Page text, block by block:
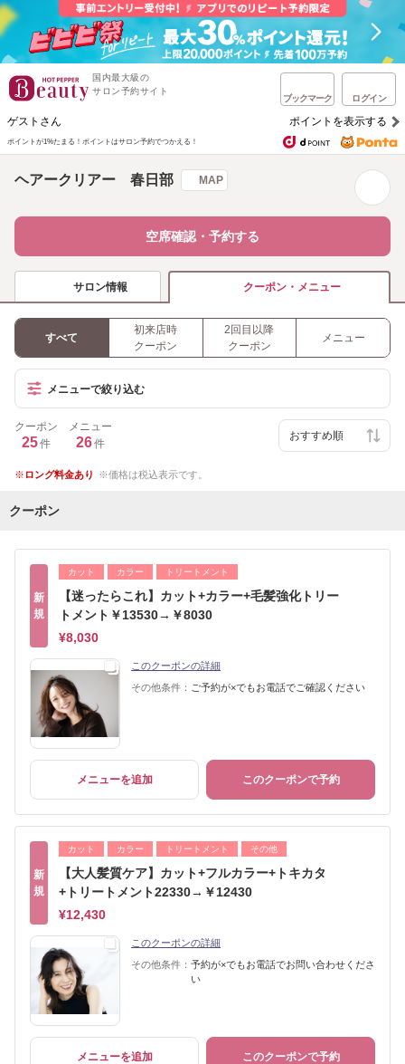
国内最大級の
サロン予約サイト
ブックマーク ログイン
ゲストさん ポイントを表示する
ポイントが1%たまる！ ポイントはサロン予約でつかえる！
ヘアークリアー 春日部 MAP
空席確認・予約する
サロン情報 クーポン・メニュー
すべて
初来店時
クーポン
2回目以降
クーポン
メニュー
メニューで絞り込む
クーポン
25件
メニュー
26件
ロング料金あり 価格は税込表示です。
クーポン
新
規
カット カラー トリートメント
【迷ったらこれ】カット+カラー+毛髪強化トリー
トメント￥13530→￥8030
¥8,030
このクーポンの詳細
その他条件： ご予約が×でもお電話でご確認ください
メニューを追加 このクーポンで予約
新
規
カット カラー トリートメント その他
【大人髪質ケア】カット+フルカラー+トキカタ
+トリートメント22330→￥12430
¥12,430
このクーポンの詳細
その他条件： 予約が×でもお電話でお問い合わせくださ
い
メニューを追加 このクーポンで予約